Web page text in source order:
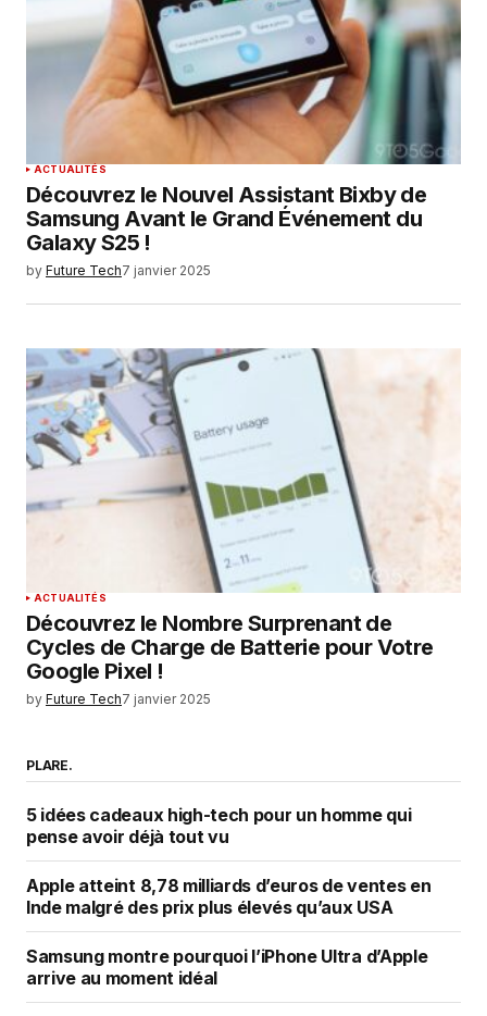
ACTUALITÉS
Découvrez le Nouvel Assistant Bixby de
Samsung Avant le Grand Événement du
Galaxy S25 !
by Future Tech7 janvier 2025
ACTUALITÉS
Découvrez le Nombre Surprenant de
Cycles de Charge de Batterie pour Votre
Google Pixel !
by Future Tech7 janvier 2025
PLARE.
5 idées cadeaux high-tech pour un homme qui
pense avoir déjà tout vu
Apple atteint 8,78 milliards d’euros de ventes en
Inde malgré des prix plus élevés qu’aux USA
Samsung montre pourquoi l’iPhone Ultra d’Apple
arrive au moment idéal